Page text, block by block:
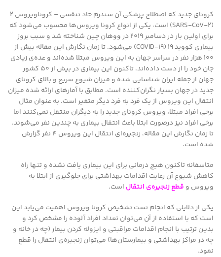
کرونای جدید که اصطلاح پزشکی آن سندرم حاد تنفسی – کروناویروس ۲
(SARS-CoV-2) است، یکی از انواع کرونا ویروس‌ها محسوب می‌شود که
برای اولین بار در دسامبر ۲۰۱۹ در ووهان چین شناخته شد و سبب بروز
بیماری کووید ۱۹ (COVID-19) می‌شود. تا زمان نگارش این مقاله بیش از
۱۰۰ هزار نفر در سراسر جهان به این ویروس مبتلا شده‌اند و عده‌ی زیادی
جان خود را از دست داده‌اند. تاکنون این بیماری در بیش از ۵۰ کشور
جهان از جمله ایران شناسایی شده و میزان شیوع سریع و بالای کرونای
جدید در جهان بسیار نگران‌کننده است. مطابق با آمارهای ارائه شده میزان
انتقال این ویروس از یک فرد به فرد دیگر متغیر است. به عنوان مثال
برخی افراد مبتلا، ویروس کرونای جدید را به دیگران منتقل نمی‌کنند اما
برخی افراد نیز درصورت ابتلا باعث انتقال بیماری به چندین نفر می‌شوند.
تا زمان نگارش این مقاله، زنجیره‌ای انتقال این ویروس ۴ نفر گزارش
شده است.
متاسفانه تاکنون هیچ درمانی برای این بیماری یافت نشده و تنها راه
کاهش شیوع آن رعایت اقدامات بهداشتی برای جلوگیری از ابتلا به
ویروس و قطع زنجیره‌ی انتقال است.
یکی از دلایلی که انجام تست تشخیص کرونا ویروس اهمیت می‌یابد این
است که با استفاده از آن می‌توان تعداد افراد آلوده را مشخص کرد و
بدین ترتیب با انجام اقدامات مراقبتی و ایزوله کردن بیمار (چه در خانه و
چه در مراکز بهداشتی و بیمارستان‌ها) می‌توان زنجیره‌ی انتقال را قطع
نمود.